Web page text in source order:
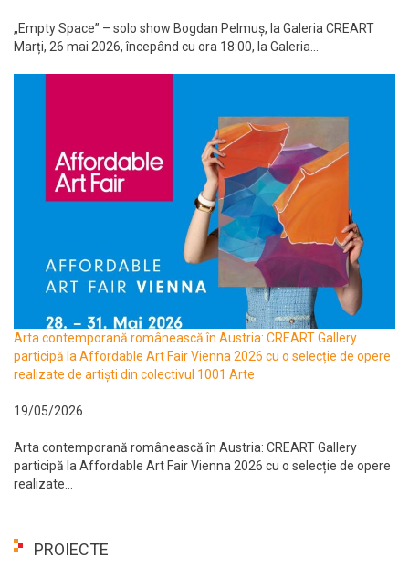
„Empty Space” – solo show Bogdan Pelmuș, la Galeria CREART
Marți, 26 mai 2026, începând cu ora 18:00, la Galeria...
Arta contemporană românească în Austria: CREART Gallery
participă la Affordable Art Fair Vienna 2026 cu o selecție de opere
realizate de artiști din colectivul 1001 Arte
19/05/2026
Arta contemporană românească în Austria: CREART Gallery
participă la Affordable Art Fair Vienna 2026 cu o selecție de opere
realizate...
PROIECTE